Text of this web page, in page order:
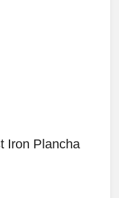
Iron Plancha